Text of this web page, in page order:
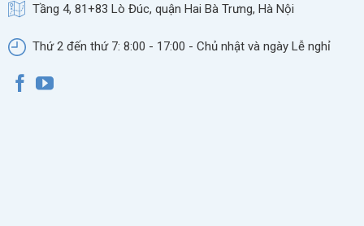
Tầng 4, 81+83 Lò Đúc, quận Hai Bà Trưng, Hà Nội
Thứ 2 đến thứ 7: 8:00 - 17:00 - Chủ nhật và ngày Lễ nghỉ